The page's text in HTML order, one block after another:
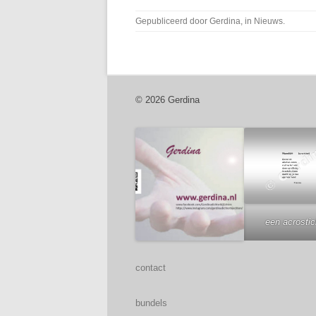
Gepubliceerd door Gerdina, in Nieuws.
© 2026 Gerdina
een
contact
bundels